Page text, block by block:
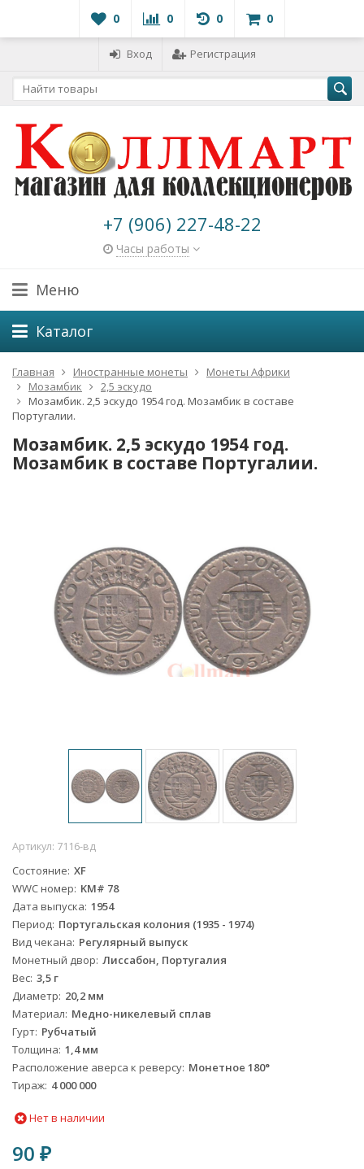
0 0 0 0
Вход Регистрация
+7 (906) 227-48-22
Часы работы
Меню
Каталог
Главная Иностранные монеты
Монеты Африки
Мозамбик
2,5 эскудо
Мозамбик. 2,5 эскудо 1954 год. Мозамбик в составе
Португалии.
Мозамбик. 2,5 эскудо 1954 год.
Мозамбик в составе Португалии.
Артикул: 7116-вд
Состояние XF
WWC номер KM# 78
Дата выпуска 1954
Период Португальская колония (1935 - 1974)
Вид чекана Регулярный выпуск
Монетный двор Лиссабон, Португалия
Вес 3,5 г
Диаметр 20,2 мм
Материал Медно-никелевый сплав
Гурт Рубчатый
Толщина 1,4 мм
Расположение аверса к реверсу Монетное 180°
Тираж 4 000 000
Нет в наличии
90 ₽